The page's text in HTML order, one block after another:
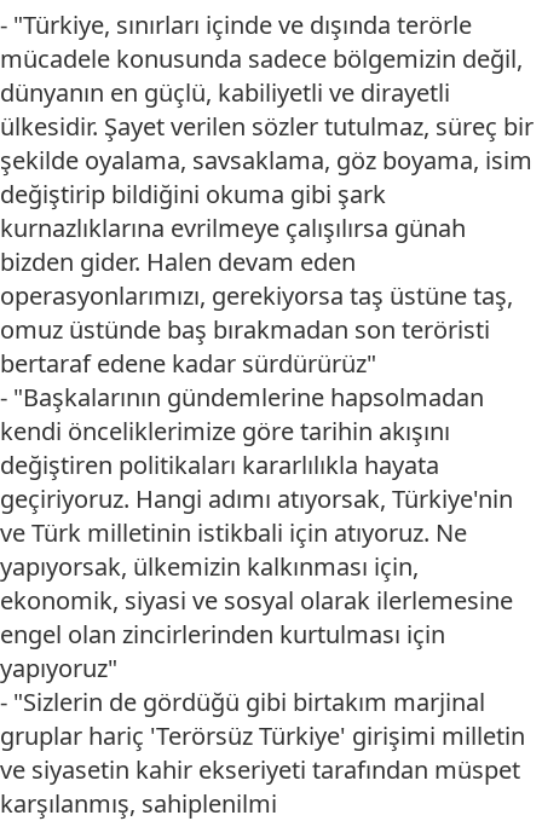
- "Türkiye, sınırları içinde ve dışında terörle
mücadele konusunda sadece bölgemizin değil,
dünyanın en güçlü, kabiliyetli ve dirayetli
ülkesidir. Şayet verilen sözler tutulmaz, süreç bir
şekilde oyalama, savsaklama, göz boyama, isim
değiştirip bildiğini okuma gibi şark
kurnazlıklarına evrilmeye çalışılırsa günah
bizden gider. Halen devam eden
operasyonlarımızı, gerekiyorsa taş üstüne taş,
omuz üstünde baş bırakmadan son teröristi
bertaraf edene kadar sürdürürüz"
- "Başkalarının gündemlerine hapsolmadan
kendi önceliklerimize göre tarihin akışını
değiştiren politikaları kararlılıkla hayata
geçiriyoruz. Hangi adımı atıyorsak, Türkiye'nin
ve Türk milletinin istikbali için atıyoruz. Ne
yapıyorsak, ülkemizin kalkınması için,
ekonomik, siyasi ve sosyal olarak ilerlemesine
engel olan zincirlerinden kurtulması için
yapıyoruz"
- "Sizlerin de gördüğü gibi birtakım marjinal
gruplar hariç 'Terörsüz Türkiye' girişimi milletin
ve siyasetin kahir ekseriyeti tarafından müspet
karşılanmış, sahiplenilmi